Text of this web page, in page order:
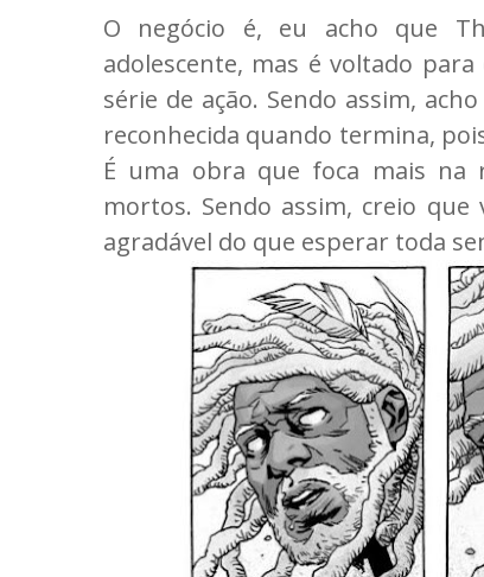
O negócio é, eu acho que
adolescente, mas é voltado
série de ação. Sendo assim,
reconhecida quando termina,
É uma obra que foca mais na
mortos. Sendo assim, creio
agradável do que esperar toda